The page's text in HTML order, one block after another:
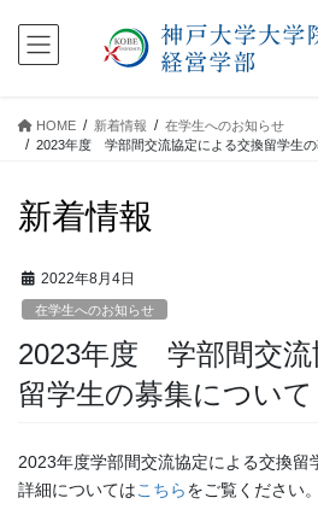
HOME 新着情報
在学生へのお知らせ
2023年度 学部間交流協定による交換留学生の
新着情報
2022年8月4日
在学生へのお知らせ
2023年度 学部間交流
留学生の募集について
2023年度学部間交流協定による交換留
詳細についてはこちらをご覧ください。